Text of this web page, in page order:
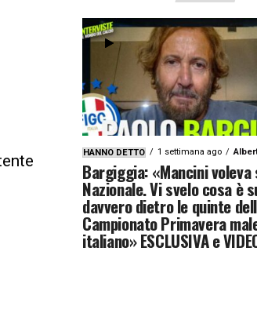
HANNO DETTO 1 settimana ago
Bargiggia: «Mancini voleva
Nazionale. Vi svelo cosa è
davvero dietro le quinte
Campionato Primavera
italiano» ESCLUSIVA e